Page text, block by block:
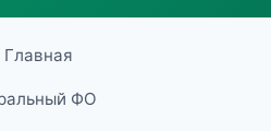
Главная
ФО